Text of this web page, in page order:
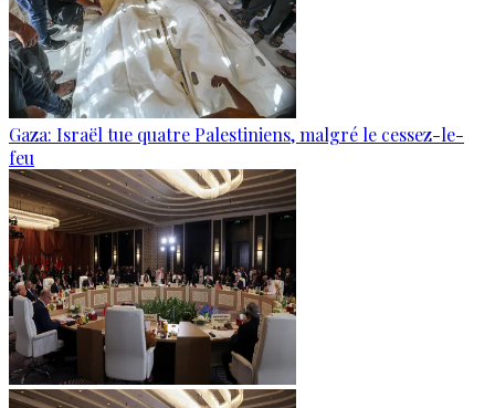
Gaza: Israël tue quatre Palestiniens, malgré le cessez-le-
feu